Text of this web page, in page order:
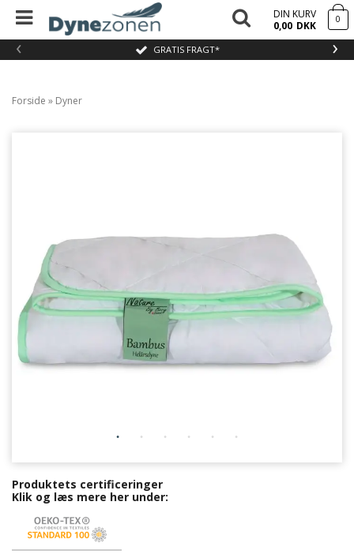
GRATIS FRAGT*
‹ ›
DIN KURV
0,00 DKK 0
Forside » Dyner
Produktets certificeringer
Klik og læs mere her under: